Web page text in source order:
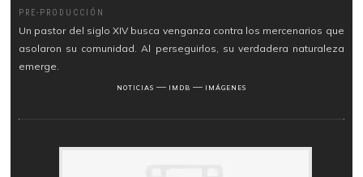
PRE-PRODUCCIÓN
Un pastor del siglo XIV busca venganza contra los mercenarios que
asolaron su comunidad. Al perseguirlos, su verdadera naturaleza
emerge.
NOTICIAS ― IMDB ― IMÁGENES